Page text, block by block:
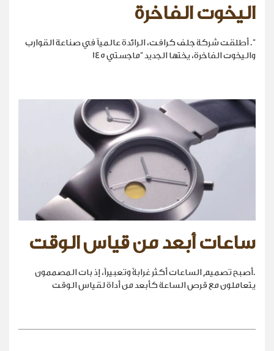
اليخوت الفاخرة
". أطلقت شركة جلف كرافت، الرائدة عالمياً في صناعة القوارب
واليخوت الفاخرة، يختها الجديد "ماجستي 145
ساعات أبعد من قياس الوقت
.أصبح تصميم الساعات أكثر غرابةً وتعبيراً، إذ بات المصممون
يتعاملون مع قرص الساعة كأبعد من أداة لقياس الوقت